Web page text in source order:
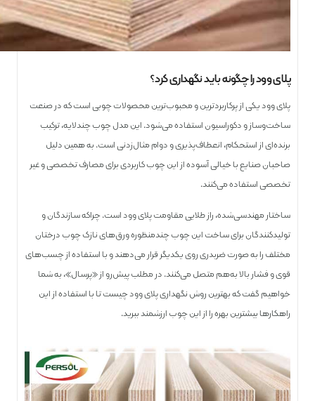
پلای وود را چگونه باید نگهداری کرد؟
پلای‌ وود یکی از پرکاربردترین و محبوب‌ترین محصولات چوبی است که در صنعت
ساخت‌وساز و دکوراسیون استفاده می‌شود. این مدل چوب چندلایه، ترکیب
برنده‌ای از استحکام، انعطاف‌پذیری و دوام مثال‌زدنی است. به همین دلیل
صاحبان صنایع با خیالی آسوده از این چوب کاربردی برای مصارف تخصصی و غیر
تخصصی استفاده می‌کنند.
ساختار مهندسی‌شده، راز طلایی مقاومت پلای وود است. چراکه سازندگان و
تولیدکنندگان برای ساخت این چوب چندمنظوره ورق‌های نازک چوب درختان
مختلف را به ‌صورت ضربدری روی یکدیگر قرار می‌دهند و با استفاده از چسب‌های
قوی و فشار بالا به‌هم متصل می‌کنند. در مطلب پیش‌رو از «پرسال»، به شما
خواهیم گفت که بهترین روش نگهداری پلای وود چیست تا با استفاده از این
راهکارها بیشترین بهره را از این چوب ارزشمند ببرید.